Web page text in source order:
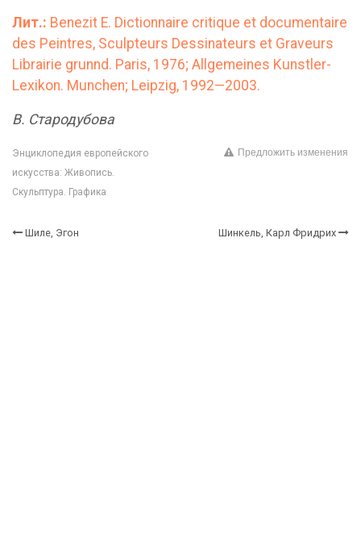
Лит.: Benezit E. Dictionnaire critique et documentaire
des Peintres, Sculpteurs Dessinateurs et Graveurs
Librairie grunnd. Paris, 1976; Allgemeines Kunstler-
Lexikon. Munchen; Leipzig, 1992—2003.
В. Стародубова
Энциклопедия европейского
искусства: Живопись.
Скульптура. Графика
Предложить изменения
Шиле, Эгон Шинкель, Карл Фридрих